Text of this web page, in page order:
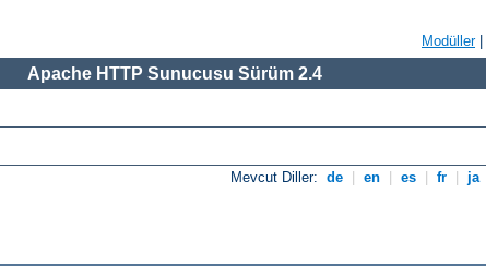
Modüller|
Apache HTTP Sunucusu Sürüm 2.4
Mevcut Diller: de en es fr ja